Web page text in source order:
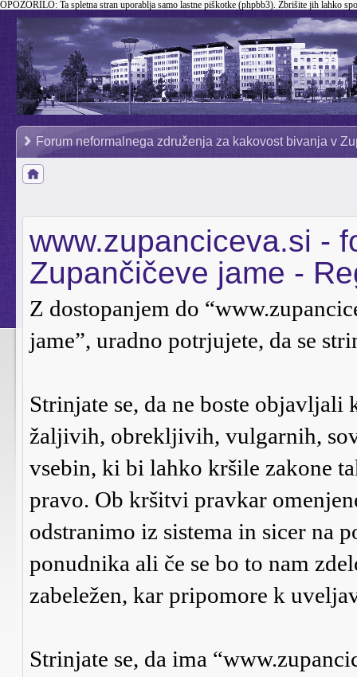
OPOZORILO: Ta spletna stran uporablja samo lastne piškotke (phpbb3). Zbrišite jih lahko
Forum neformalnega združenja za kakovost bivanja v
www.zupanciceva.si -
Zupančičeve jame -
Z dostopanjem do
jame”, uradno potrjujete, da se
Strinjate se, da ne boste
žaljivih, obrekljivih, vulgarnih,
vsebin, ki bi lahko kršile zakone
pravo. Ob kršitvi pravkar
odstranimo iz sistema in sicer na
ponudnika ali če se bo to nam
zabeležen, kar pripomore k
Strinjate se, da ima